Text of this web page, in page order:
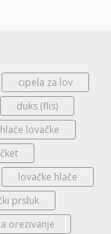
cipela za lov
duks (flis)
hlače lovačke
lovačke hlače
prsluk
orezivanje